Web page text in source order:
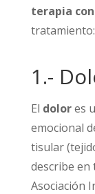
terapia con
tratamiento:
1.-
El dolores
emocional
tisular
describe en
Asociación